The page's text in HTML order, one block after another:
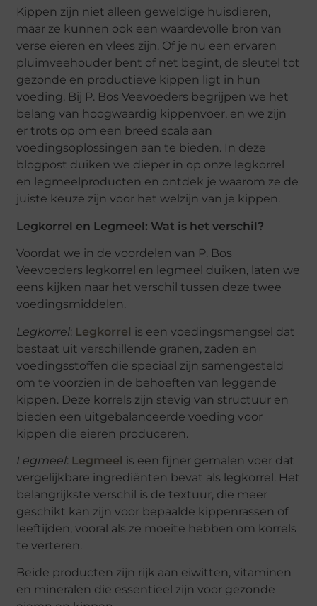
Kippen zijn niet alleen geweldige huisdieren,
maar ze kunnen ook een waardevolle bron van
verse eieren en vlees zijn. Of je nu een ervaren
pluimveehouder bent of net begint, de sleutel tot
gezonde en productieve kippen ligt in hun
voeding. Bij P. Bos Veevoeders begrijpen we het
belang van hoogwaardig kippenvoer, en we zijn
er trots op om een breed scala aan
voedingsoplossingen aan te bieden. In deze
blogpost duiken we dieper in op onze legkorrel
en legmeelproducten en ontdek je waarom ze de
juiste keuze zijn voor het welzijn van je kippen.
Legkorrel en Legmeel: Wat is het verschil?
Voordat we in de voordelen van P. Bos
Veevoeders legkorrel en legmeel duiken, laten we
eens kijken naar het verschil tussen deze twee
voedingsmiddelen.
Legkorrel: Legkorrel is een voedingsmengsel dat
bestaat uit verschillende granen, zaden en
voedingsstoffen die speciaal zijn samengesteld
om te voorzien in de behoeften van leggende
kippen. Deze korrels zijn stevig van structuur en
bieden een uitgebalanceerde voeding voor
kippen die eieren produceren.
Legmeel: Legmeel is een fijner gemalen voer dat
vergelijkbare ingrediënten bevat als legkorrel. Het
belangrijkste verschil is de textuur, die meer
geschikt kan zijn voor bepaalde kippenrassen of
leeftijden, vooral als ze moeite hebben om korrels
te verteren.
Beide producten zijn rijk aan eiwitten, vitaminen
en mineralen die essentieel zijn voor gezonde